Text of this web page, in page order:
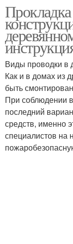
Виды проводки в
Как и в домах из
быть
При соблюдении
последний
средств, именно
специалистов на